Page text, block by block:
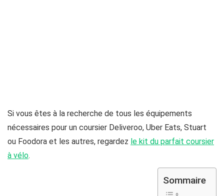
Si vous êtes à la recherche de tous les équipements
nécessaires pour un coursier Deliveroo, Uber Eats, Stuart
ou Foodora et les autres, regardez le kit du parfait coursier
à vélo.
Sommaire